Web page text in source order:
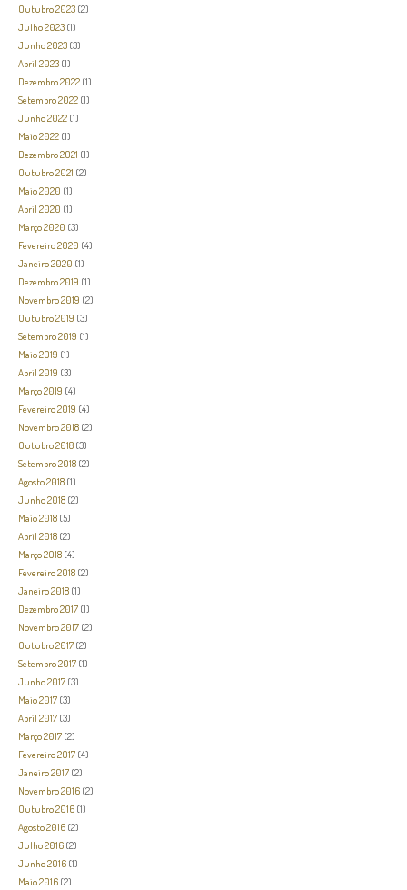
Outubro 2023 (2)
Julho 2023 (1)
Junho 2023 (3)
Abril 2023 (1)
Dezembro 2022 (1)
Setembro 2022 (1)
Junho 2022 (1)
Maio 2022 (1)
Dezembro 2021 (1)
Outubro 2021 (2)
Maio 2020 (1)
Abril 2020 (1)
Março 2020 (3)
Fevereiro 2020 (4)
Janeiro 2020 (1)
Dezembro 2019 (1)
Novembro 2019 (2)
Outubro 2019 (3)
Setembro 2019 (1)
Maio 2019 (1)
Abril 2019 (3)
Março 2019 (4)
Fevereiro 2019 (4)
Novembro 2018 (2)
Outubro 2018 (3)
Setembro 2018 (2)
Agosto 2018 (1)
Junho 2018 (2)
Maio 2018 (5)
Abril 2018 (2)
Março 2018 (4)
Fevereiro 2018 (2)
Janeiro 2018 (1)
Dezembro 2017 (1)
Novembro 2017 (2)
Outubro 2017 (2)
Setembro 2017 (1)
Junho 2017 (3)
Maio 2017 (3)
Abril 2017 (3)
Março 2017 (2)
Fevereiro 2017 (4)
Janeiro 2017 (2)
Novembro 2016 (2)
Outubro 2016 (1)
Agosto 2016 (2)
Julho 2016 (2)
Junho 2016 (1)
Maio 2016 (2)